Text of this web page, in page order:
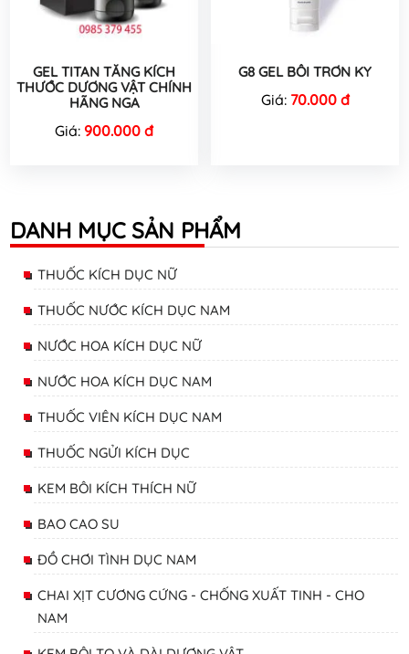
GEL TITAN TĂNG KÍCH
THƯỚC DƯƠNG VẬT CHÍNH
HÃNG NGA
Giá: 900.000 đ
G8 GEL BÔI TRƠN KY
Giá: 70.000 đ
DANH MỤC SẢN PHẨM
THUỐC KÍCH DỤC NỮ
THUỐC NƯỚC KÍCH DỤC NAM
NƯỚC HOA KÍCH DỤC NỮ
NƯỚC HOA KÍCH DỤC NAM
THUỐC VIÊN KÍCH DỤC NAM
THUỐC NGỬI KÍCH DỤC
KEM BÔI KÍCH THÍCH NỮ
BAO CAO SU
ĐỒ CHƠI TÌNH DỤC NAM
CHAI XỊT CƯƠNG CỨNG - CHỐNG XUẤT TINH - CHO
NAM